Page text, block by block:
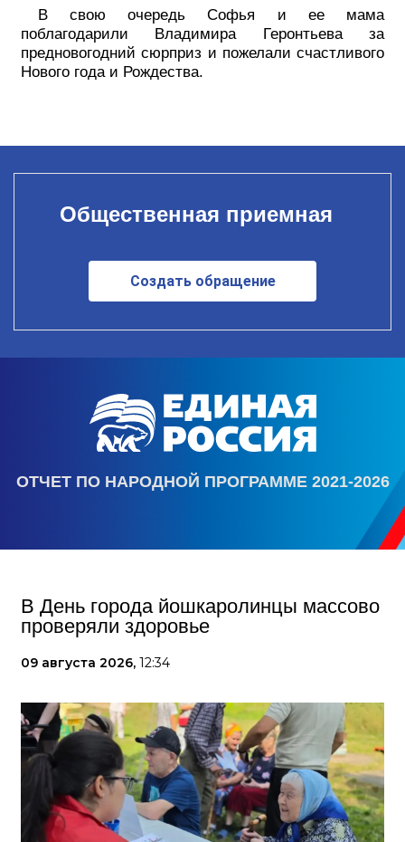
В свою очередь Софья и ее мама
поблагодарили Владимира Геронтьева за
предновогодний сюрприз и пожелали счастливого
Нового года и Рождества.
Общественная приемная
Создать обращение
ОТЧЕТ ПО НАРОДНОЙ ПРОГРАММЕ 2021-2026
В День города йошкаролинцы массово
проверяли здоровье
09 августа 2026, 12:34